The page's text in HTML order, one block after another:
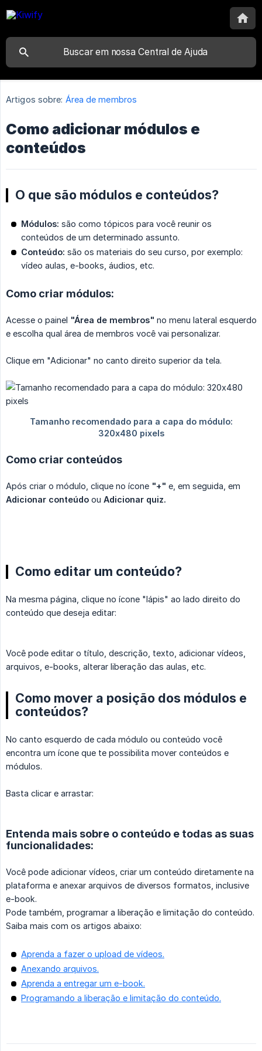
Artigos sobre: Área de membros
Como adicionar módulos e
conteúdos
O que são módulos e conteúdos?
Módulos: são como tópicos para você reunir os
conteúdos de um determinado assunto.
Conteúdo: são os materiais do seu curso, por exemplo:
vídeo aulas, e-books, áudios, etc.
Como criar módulos:
Acesse o painel "Área de membros" no menu lateral esquerdo
e escolha qual área de membros você vai personalizar.
Clique em "Adicionar" no canto direito superior da tela.
Como criar conteúdos
Após criar o módulo, clique no ícone "+" e, em seguida, em
Adicionar conteúdo ou Adicionar quiz.
Como editar um conteúdo?
Na mesma página, clique no ícone "lápis" ao lado direito do
conteúdo que deseja editar:
Você pode editar o título, descrição, texto, adicionar vídeos,
arquivos, e-books, alterar liberação das aulas, etc.
Como mover a posição dos módulos e
conteúdos?
No canto esquerdo de cada módulo ou conteúdo você
encontra um ícone que te possibilita mover conteúdos e
módulos.
Basta clicar e arrastar:
Entenda mais sobre o conteúdo e todas as suas
funcionalidades:
Você pode adicionar vídeos, criar um conteúdo diretamente na
plataforma e anexar arquivos de diversos formatos, inclusive
e-book.
Pode também, programar a liberação e limitação do conteúdo.
Saiba mais com os artigos abaixo:
Aprenda a fazer o upload de vídeos.
Anexando arquivos.
Aprenda a entregar um e-book.
Programando a liberação e limitação do conteúdo.